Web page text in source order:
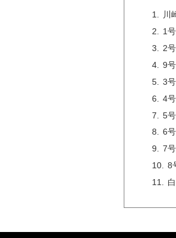
川
1
2
9
3
4
5
6
7
8